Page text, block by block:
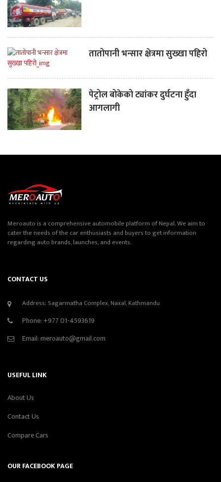
तातोपानी भन्सार क्षेत्रमा सुख्खा पहिरो
पेट्रोल बोकेको ट्यांकर दुर्घटना हुँदा
आगलागी
Meroauto is a comprehensive automobile platform of Nepal. We aim to
cater the needs of the car enthusiasts and buyers to get information
regarding auto brands, launches, and events.
CONTACT US
Address: Sagarmatha Complex, Naxal, Kathmandu
Phone: +977 01-4593619
Email:meroauto@gmail.com
USEFUL LINK
About Us
Contact Us
Compare Cars
OUR FACEBOOK PAGE